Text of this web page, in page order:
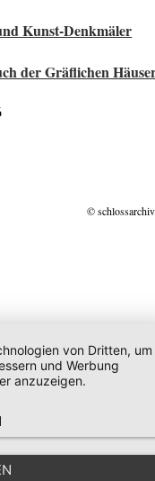
Kunst-Denkmäler
der Gräflichen
©
von Dritten, um
und Werbung
anzuzeigen.